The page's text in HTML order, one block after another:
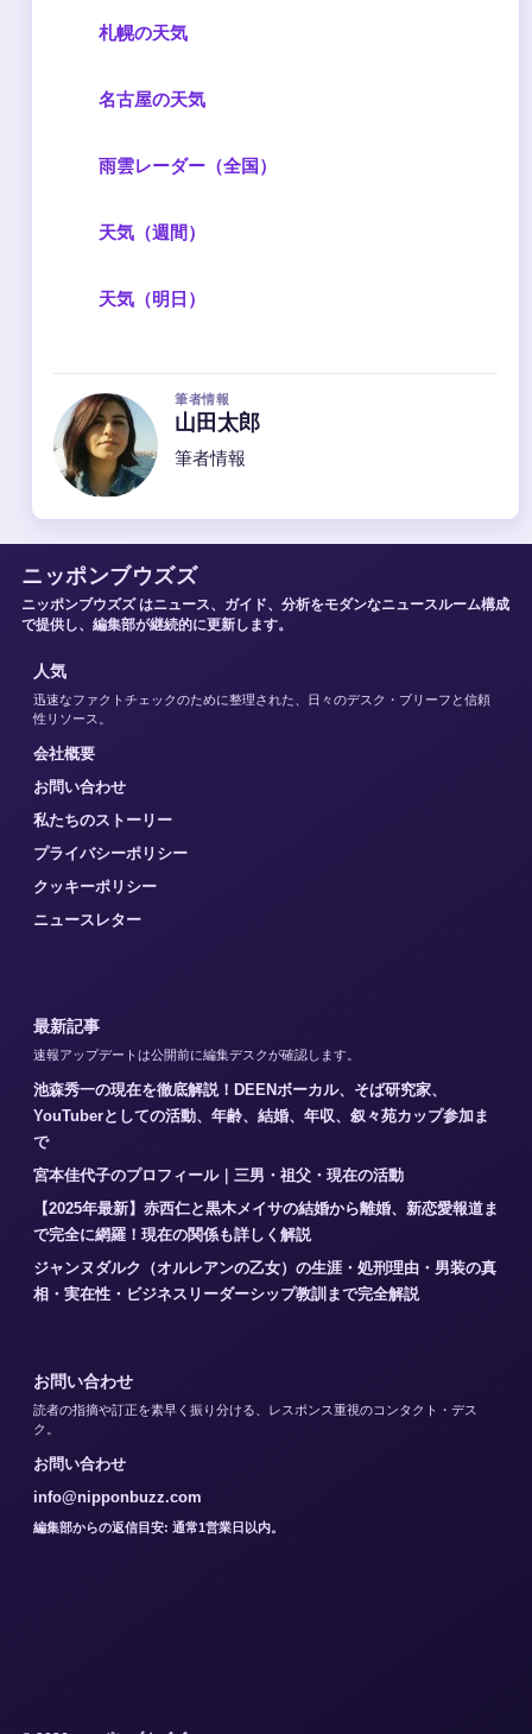
札幌の天気
名古屋の天気
雨雲レーダー（全国）
天気（週間）
天気（明日）
筆者情報
山田太郎
筆者情報
ニッポンブウズズ
ニッポンブウズズ はニュース、ガイド、分析をモダンなニュースルーム構成
で提供し、編集部が継続的に更新します。
人気
迅速なファクトチェックのために整理された、日々のデスク・ブリーフと信頼
性リソース。
会社概要
お問い合わせ
私たちのストーリー
プライバシーポリシー
クッキーポリシー
ニュースレター
最新記事
速報アップデートは公開前に編集デスクが確認します。
池森秀一の現在を徹底解説！DEENボーカル、そば研究家、
YouTuberとしての活動、年齢、結婚、年収、叙々苑カップ参加ま
で
宮本佳代子のプロフィール｜三男・祖父・現在の活動
【2025年最新】赤西仁と黒木メイサの結婚から離婚、新恋愛報道ま
で完全に網羅！現在の関係も詳しく解説
ジャンヌダルク（オルレアンの乙女）の生涯・処刑理由・男装の真
相・実在性・ビジネスリーダーシップ教訓まで完全解説
お問い合わせ
読者の指摘や訂正を素早く振り分ける、レスポンス重視のコンタクト・デス
ク。
お問い合わせ
info@nipponbuzz.com
編集部からの返信目安: 通常1営業日以内。